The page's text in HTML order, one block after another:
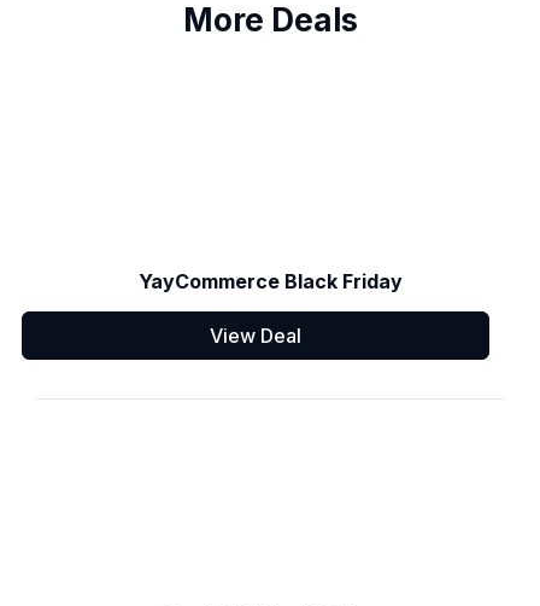
More Deals
YayCommerce Black Friday
View Deal